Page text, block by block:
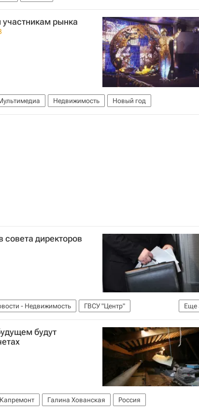
участникам рынка
Недвижимость Новый год
совета директоров
Еще
- Недвижимость
ГВСУ "Центр"
будут
Капремонт Галина Хованская Россия